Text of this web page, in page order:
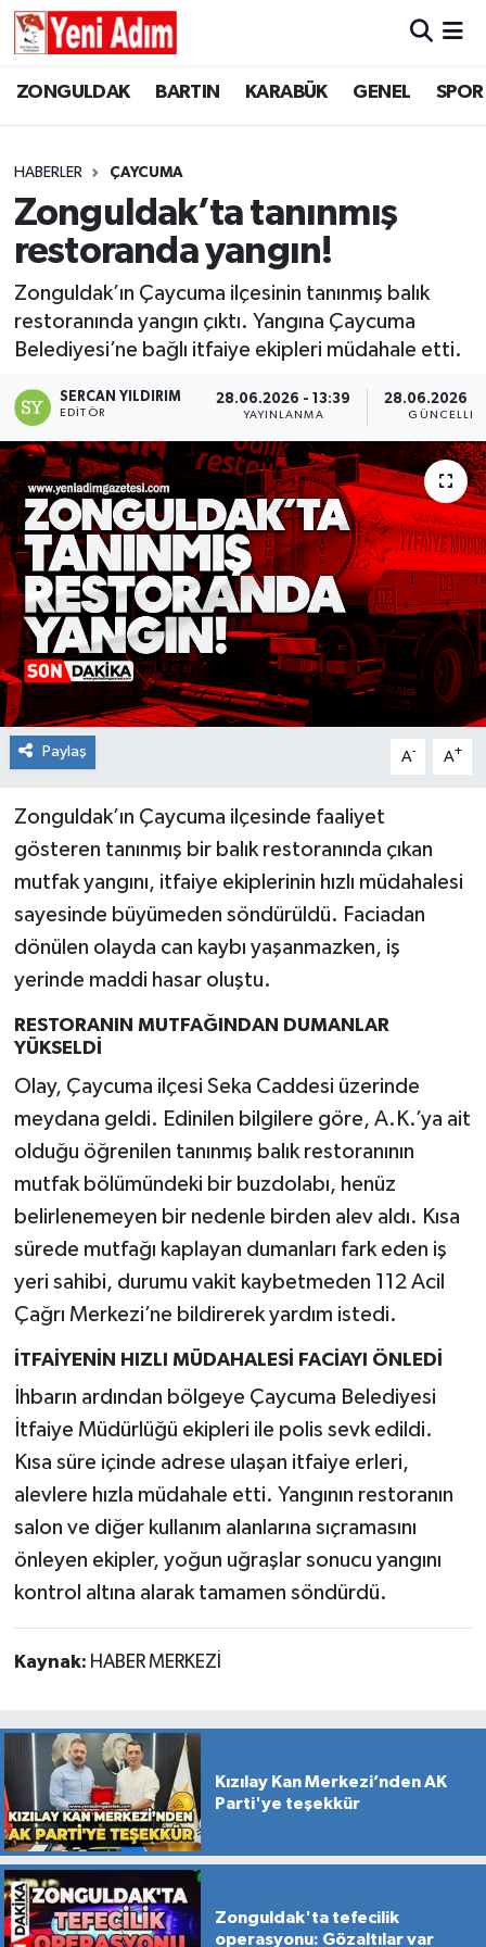
ZONGULDAK BARTIN KARABÜK GENEL SPOR
HABERLER ÇAYCUMA
Zonguldak’ta tanınmış
restoranda yangın!
Zonguldak’ın Çaycuma ilçesinin tanınmış balık
restoranında yangın çıktı. Yangına Çaycuma
Belediyesi’ne bağlı itfaiye ekipleri müdahale etti.
SERCAN YILDIRIM
EDITÖR
28.06.2026 - 13:39
YAYINLANMA
28.06.2026 -
Paylaş A- A+
Zonguldak’ın Çaycuma ilçesinde faaliyet
gösteren tanınmış bir balık restoranında çıkan
mutfak yangını, itfaiye ekiplerinin hızlı müdahalesi
sayesinde büyümeden söndürüldü. Faciadan
dönülen olayda can kaybı yaşanmazken, iş
yerinde maddi hasar oluştu.
RESTORANIN MUTFAĞINDAN DUMANLAR
YÜKSELDİ
Olay, Çaycuma ilçesi Seka Caddesi üzerinde
meydana geldi. Edinilen bilgilere göre, A.K.’ya ait
olduğu öğrenilen tanınmış balık restoranının
mutfak bölümündeki bir buzdolabı, henüz
belirlenemeyen bir nedenle birden alev aldı. Kısa
sürede mutfağı kaplayan dumanları fark eden iş
yeri sahibi, durumu vakit kaybetmeden 112 Acil
Çağrı Merkezi’ne bildirerek yardım istedi.
İTFAİYENİN HIZLI MÜDAHALESİ FACİAYI ÖNLEDİ
İhbarın ardından bölgeye Çaycuma Belediyesi
İtfaiye Müdürlüğü ekipleri ile polis sevk edildi.
Kısa süre içinde adrese ulaşan itfaiye erleri,
alevlere hızla müdahale etti. Yangının restoranın
salon ve diğer kullanım alanlarına sıçramasını
önleyen ekipler, yoğun uğraşlar sonucu yangını
kontrol altına alarak tamamen söndürdü.
Kaynak: HABER MERKEZİ
Kızılay Kan Merkezi’nden AK
Parti'ye teşekkür
Zonguldak'ta tefecilik
operasyonu: Gözaltılar var
ZONGULDAK
GÜNCEL
SİYASET
RESMİ İLAN
ZONGULDAK
GENEL
SPOR
SİYASET
SAĞLIK
GÜNCEL
RESMİ İLAN
Künye
Zonguldak Hava Durumu
Tüm Manşetler
Son Dakika Haberleri
Haber Arşivi